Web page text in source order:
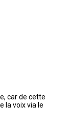
car de cette
la voix via le